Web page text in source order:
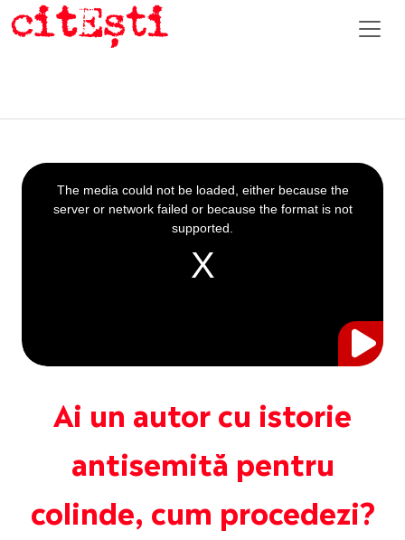
Ai un autor cu istorie
antisemită pentru
colinde, cum procedezi?
This
is
a
The media could not be loaded, either because the
server or network failed or because the format is not
supported.